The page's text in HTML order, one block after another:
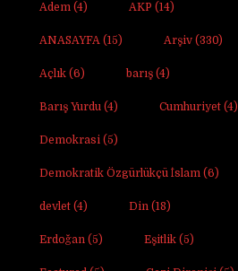
Adem (4) AKP (14)
ANASAYFA (15) Arşiv (330)
Açlık (6) barış (4)
Barış Yurdu (4) Cumhuriyet (4)
Demokrasi (5)
Demokratik Özgürlükçü İslam (6)
devlet (4) Din (18)
Erdoğan (5) Eşitlik (5)